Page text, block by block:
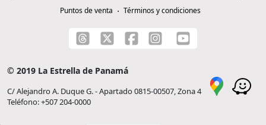
Puntos de venta
Términos y condiciones
© 2019 La Estrella de Panamá
C/ Alejandro A. Duque G. - Apartado 0815-00507, Zona 4
Teléfono: +507 204-0000